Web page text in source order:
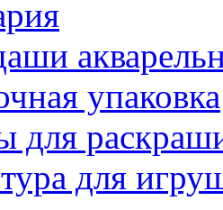
упаковка
для
для